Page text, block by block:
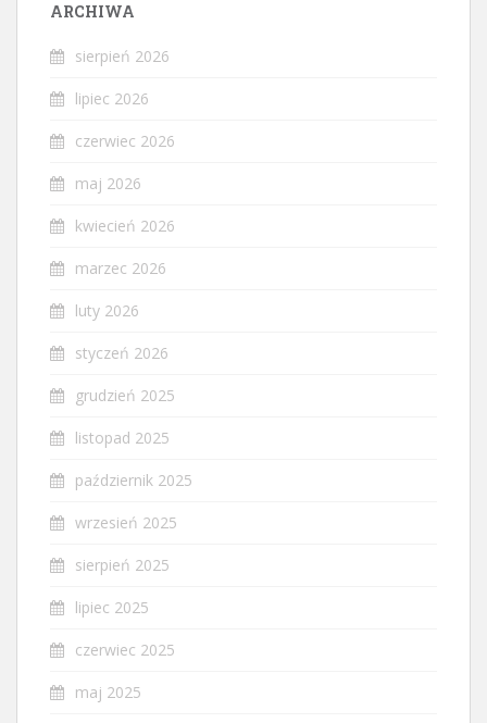
ARCHIWA
sierpień 2026
lipiec 2026
czerwiec 2026
maj 2026
kwiecień 2026
marzec 2026
luty 2026
styczeń 2026
grudzień 2025
listopad 2025
październik 2025
wrzesień 2025
sierpień 2025
lipiec 2025
czerwiec 2025
maj 2025